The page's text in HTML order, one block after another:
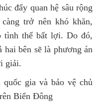
đẩy quan hệ sâu rộng
trở nên khó khăn,
tình thế bất lợi. Do đó,
hai bên sẽ là phương án
giải.
gia và bảo vệ chủ
Biển Đông